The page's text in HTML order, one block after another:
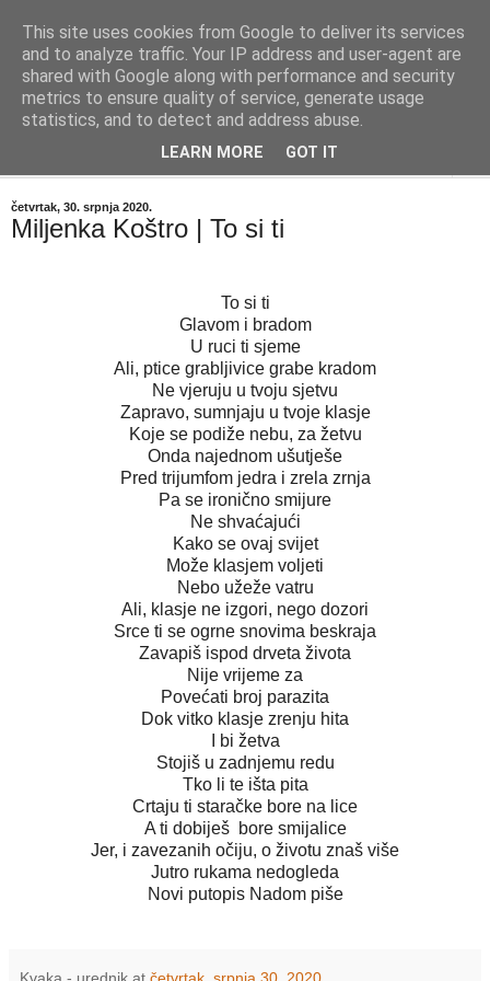
"Kvaka"
Časopis za književnost ISSN 2459-5632
četvrtak, 30. srpnja 2020.
Miljenka Koštro | To si ti
To si ti
Glavom i bradom
U ruci ti sjeme
Ali, ptice grabljivice grabe kradom
Ne vjeruju u tvoju sjetvu
Zapravo, sumnjaju u tvoje klasje
Koje se podiže nebu, za žetvu
Onda najednom ušutješe
Pred trijumfom jedra i zrela zrnja
Pa se ironično smijure
Ne shvaćajući
Kako se ovaj svijet
Može klasjem voljeti
Nebo užeže vatru
Ali, klasje ne izgori, nego dozori
Srce ti se ogrne snovima beskraja
Zavapiš ispod drveta života
Nije vrijeme za
Povećati broj parazita
Dok vitko klasje zrenju hita
I bi žetva
Stojiš u zadnjemu redu
Tko li te išta pita
Crtaju ti staračke bore na lice
A ti dobiješ bore smijalice
Jer, i zavezanih očiju, o životu znaš više
Jutro rukama nedogleda
Novi putopis Nadom piše
Kvaka - urednik at četvrtak, srpnja 30, 2020
This site uses cookies from Google to deliver its services
and to analyze traffic. Your IP address and user-agent are
shared with Google along with performance and security
metrics to ensure quality of service, generate usage
statistics, and to detect and address abuse.
LEARN MORE GOT IT